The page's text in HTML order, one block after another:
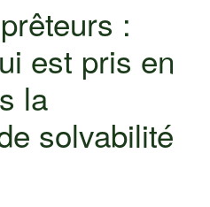
:
est pris en
la
solvabilité